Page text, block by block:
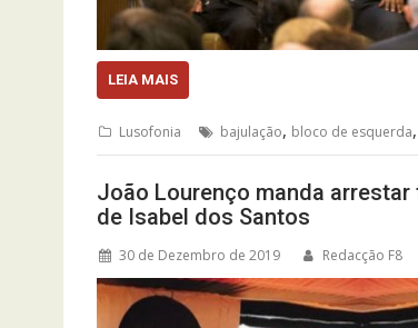
LEIA MAIS
Lusofonia bajulação, bloco de esquerda,
João Lourenço manda arrestar
de Isabel dos Santos
30 de Dezembro de 2019 Redacção F8